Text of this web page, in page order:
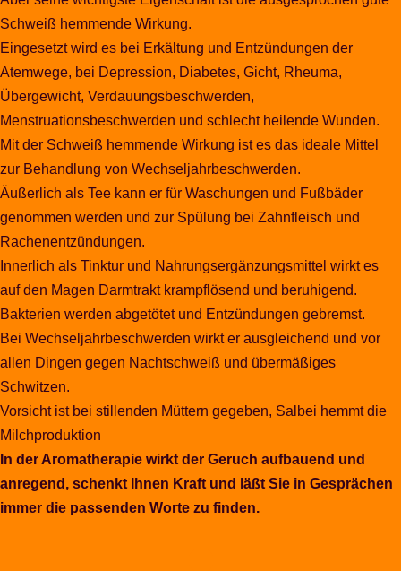
Schweiß hemmende Wirkung.
Eingesetzt wird es bei Erkältung und Entzündungen der
Atemwege, bei Depression, Diabetes, Gicht, Rheuma,
Übergewicht, Verdauungsbeschwerden,
Menstruationsbeschwerden und schlecht heilende Wunden.
Mit der Schweiß hemmende Wirkung ist es das ideale Mittel
zur Behandlung von Wechseljahrbeschwerden.
Äußerlich als Tee kann er für Waschungen und Fußbäder
genommen werden und zur Spülung bei Zahnfleisch und
Rachenentzündungen.
Innerlich als Tinktur und Nahrungsergänzungsmittel wirkt es
auf den Magen Darmtrakt krampflösend und beruhigend.
Bakterien werden abgetötet und Entzündungen gebremst.
Bei Wechseljahrbeschwerden wirkt er ausgleichend und vor
allen Dingen gegen Nachtschweiß und übermäßiges
Schwitzen.
Vorsicht ist bei stillenden Müttern gegeben, Salbei hemmt die
Milchproduktion
In der Aromatherapie wirkt der Geruch aufbauend und
anregend, schenkt Ihnen Kraft und läßt Sie in Gesprächen
immer die passenden Worte zu finden.